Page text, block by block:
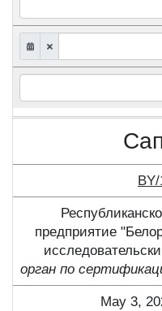
предприятие
орган по
May 3,